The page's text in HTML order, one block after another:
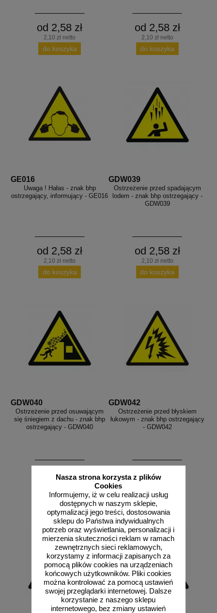
Nasza strona korzysta z plików
Cookies
Informujemy, iż w celu realizacji usług
dostępnych w naszym sklepie,
optymalizacji jego treści, dostosowania
sklepu do Państwa indywidualnych
potrzeb oraz wyświetlania, personalizacji i
mierzenia skuteczności reklam w ramach
zewnętrznych sieci reklamowych,
korzystamy z informacji zapisanych za
pomocą plików cookies na urządzeniach
końcowych użytkowników. Pliki cookies
można kontrolować za pomocą ustawień
swojej przeglądarki internetowej. Dalsze
korzystanie z naszego sklepu
internetowego, bez zmiany ustawień
od 2,58 zł
2,10 zł netto
do koszyka
od 2,58 zł
2,10 zł netto
do koszyka
GE016
Uwaga ! Hałas - znak bhp
ostrzegający, informujący - GE016
od 2,58 zł
2,10 zł netto
do koszyka
GDW039
Ostrzeżenie przed spadającym
lodem - znak bhp ostrzegający -
GDW039
od 2,58 zł
2,10 zł netto
do koszyka
GDW040
Ostrzeżenie przed osuwającym
się śniegiem z dachu - znak bhp
ostrzegający - GDW040
od 2,58 zł
do koszyka
GDW042
Ostrzeżenie przed błyskiem
łukowym - znak bhp ostrzegający
- GDW042
od 2,58 zł
do koszyka